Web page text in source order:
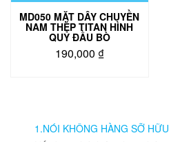
MD050 MẶT DÂY CHUYỀN
NAM THÉP TITAN HÌNH
QUỶ ĐẦU BÒ
190,000 ₫
1.NÓI KHÔNG HÀNG SỠ